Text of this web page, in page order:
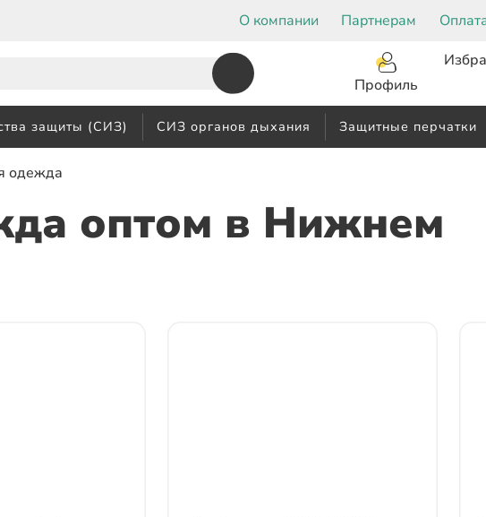
О компании Партнерам
Профиль
защиты (СИЗ) СИЗ органов дыхания Защитные перчатки
одежда
оптом в Нижнем